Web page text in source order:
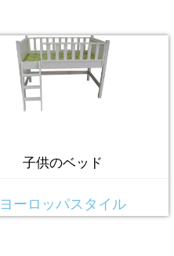
子供のベッド
ヨーロッパスタイル